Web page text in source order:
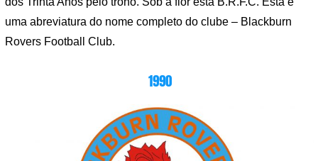
uma abreviatura do nome completo do clube – Blackburn
Rovers Football Club.
1990